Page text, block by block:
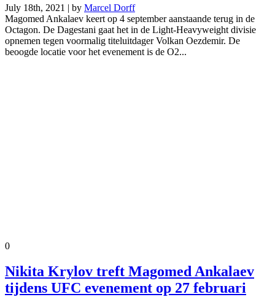
July 18th, 2021 | by Marcel Dorff
Magomed Ankalaev keert op 4 september aanstaande terug in de
Octagon. De Dagestani gaat het in de Light-Heavyweight divisie
opnemen tegen voormalig titeluitdager Volkan Oezdemir. De
beoogde locatie voor het evenement is de O2...
0
Nikita Krylov treft Magomed Ankalaev
tijdens UFC evenement op 27 februari